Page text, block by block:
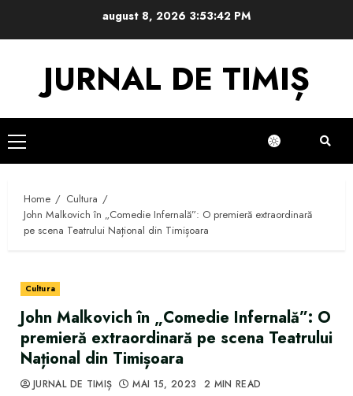
august 8, 2026 3:53:42 PM
JURNAL DE TIMIȘ
Primary
Menu
Home
Cultura
John Malkovich în „Comedie Infernală”: O premieră extraordinară
pe scena Teatrului Național din Timișoara
Cultura
John Malkovich în „Comedie Infernală”: O
premieră extraordinară pe scena Teatrului
Național din Timișoara
JURNAL DE TIMIȘ MAI 15, 2023 2 MIN READ